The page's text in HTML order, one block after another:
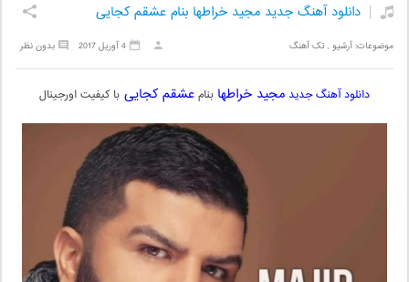
دانلود آهنگ جدید مجید خراطها بنام عشقم کجایی
موضوعات:آرشیو ,تک آهنگ بدون نظر 4 آوریل 2017
دانلود آهنگ جدید مجید خراطها بنامعشقم کجایی با کیفیت اورجینال